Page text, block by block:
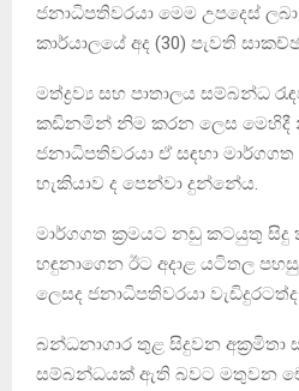
ජනාධිපතිවරයා මෙම උපදෙස්
කාර්යාලයේ අද (30) පැවති
මත්ද්‍රව්‍ය සහ පාතාලය සම්බන්ධ
කඩිනමින් නිම කරන ලෙස මෙහිදී
ජනාධිපතිවරයා ඒ සඳහා
හැකියාව ද පෙන්වා දුන්නේය.
මාර්ගගත ක්‍රමයට නඩු කටයුතු සිදු
හඳුනාගෙන ඊට අදාළ යටිතල
ලෙසද ජනාධිපතිවරයා
බන්ධනාගාර තුළ සිදුවන අක්‍රමිතා
සම්බන්ධයක් ඇති බවට මතුවන